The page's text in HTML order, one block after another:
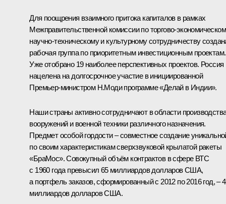
Для поощрения взаимного притока капиталов в рамках
Межправительственной комиссии по торгово-
научно-техническому и культурному сотрудничеству
рабочая группа по приоритетным инвестиционным проектам.
Уже отобрано 19 наиболее перспективных проектов. Россия
нацелена на долгосрочное участие в инициированной
Премьер-министром Н.Моди программе «Делай в Индии».
Наши страны активно сотрудничают в области
вооружений и военной техники различного назначения.
Предмет особой гордости – совместное создание
по своим характеристикам сверхзвуковой крылатой ракеты
«БраМос». Совокупный объём контрактов в сфере ВТС
с 1960 года превысил 65 миллиардов долларов США,
а портфель заказов, сформированный с 2012 по 2016 год, –
миллиардов долларов США.